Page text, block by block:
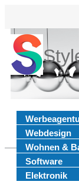
Webdesign
Wohnen &
Software
Elektronik